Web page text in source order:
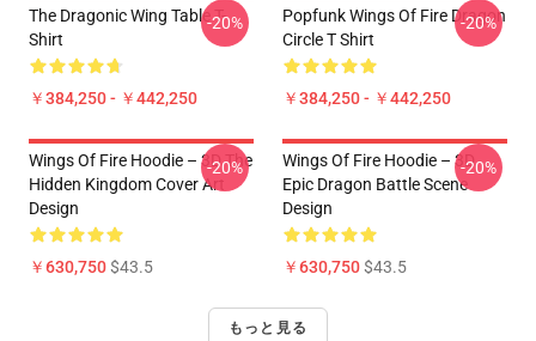
The Dragonic Wing Table T-
Shirt
￥384,250 - ￥442,250
-20%
Popfunk Wings Of Fire Dragon
Circle T Shirt
￥384,250 - ￥442,250
-20%
Wings Of Fire Hoodie – 3D The
Hidden Kingdom Cover Art
Design
￥630,750$43.5
-20%
Wings Of Fire Hoodie – 3D
Epic Dragon Battle Scene
Design
￥630,750$43.5
-20%
もっと見る